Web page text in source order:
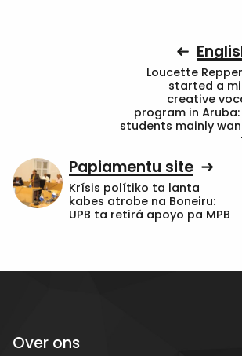
Loucette
started a
creative
program in Aruba:
students mainly
Papiamentu site
Krísis polítiko ta lanta
kabes atrobe na Boneiru:
UPB ta retirá apoyo pa MPB
Over ons